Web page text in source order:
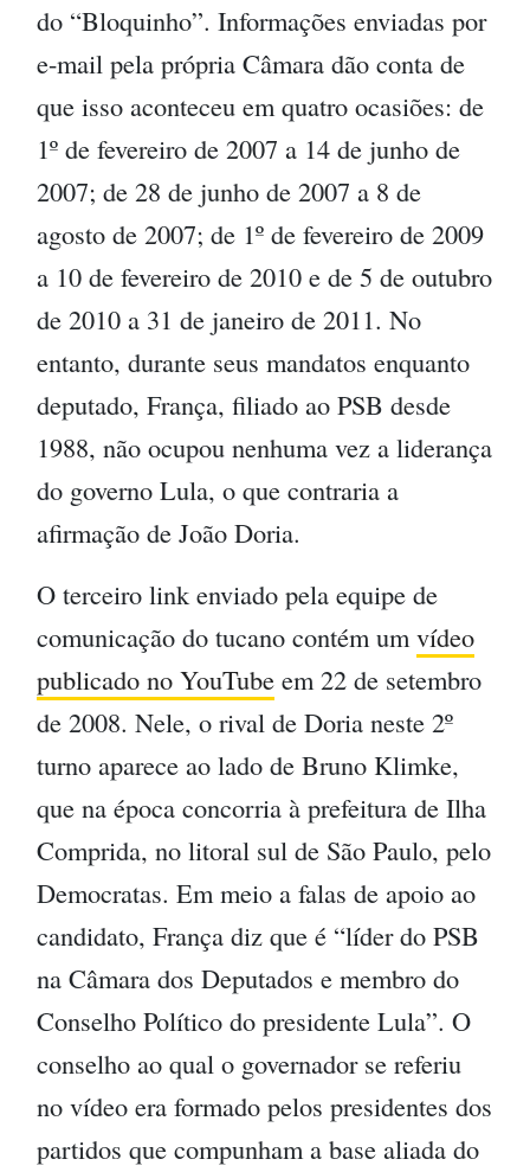
do “Bloquinho”. Informações enviadas por
e-mail pela própria Câmara dão conta de
que isso aconteceu em quatro ocasiões: de
1º de fevereiro de 2007 a 14 de junho de
2007; de 28 de junho de 2007 a 8 de
agosto de 2007; de 1º de fevereiro de 2009
a 10 de fevereiro de 2010 e de 5 de outubro
de 2010 a 31 de janeiro de 2011. No
entanto, durante seus mandatos enquanto
deputado, França, filiado ao PSB desde
1988, não ocupou nenhuma vez a liderança
do governo Lula, o que contraria a
afirmação de João Doria.
O terceiro link enviado pela equipe de
comunicação do tucano contém umvídeo
publicado no YouTube em 22 de setembro
de 2008. Nele, o rival de Doria neste 2º
turno aparece ao lado de Bruno Klimke,
que na época concorria à prefeitura de Ilha
Comprida, no litoral sul de São Paulo, pelo
Democratas. Em meio a falas de apoio ao
candidato, França diz que é “líder do PSB
na Câmara dos Deputados e membro do
Conselho Político do presidente Lula”. O
conselho ao qual o governador se referiu
no vídeo era formado pelos presidentes dos
partidos que compunham a base aliada do